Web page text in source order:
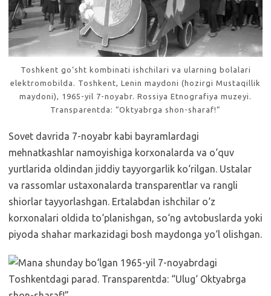
Toshkent go‘sht kombinati ishchilari va ularning bolalari
elektromobilda. Toshkent, Lenin maydoni (hozirgi Mustaqillik
maydoni), 1965-yil 7-noyabr. Rossiya Etnografiya muzeyi.
Transparentda: “Oktyabrga shon-sharaf!”
Sovet davrida 7-noyabr kabi bayramlardagi
mehnatkashlar namoyishiga korxonalarda va o‘quv
yurtlarida oldindan jiddiy tayyorgarlik ko‘rilgan. Ustalar
va rassomlar ustaxonalarda transparentlar va rangli
shiorlar tayyorlashgan. Ertalabdan ishchilar o‘z
korxonalari oldida to‘planishgan, so‘ng avtobuslarda yoki
piyoda shahar markazidagi bosh maydonga yo‘l olishgan.